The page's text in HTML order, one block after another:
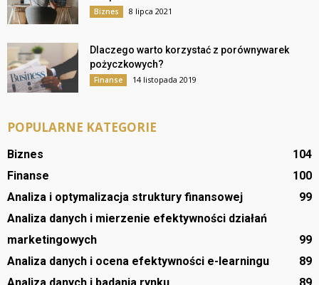
Biznes 8 lipca 2021
Dlaczego warto korzystać z porównywarek
pożyczkowych?
Finanse 14 listopada 2019
POPULARNE KATEGORIE
Biznes
104
Finanse
100
Analiza i optymalizacja struktury finansowej
99
Analiza danych i mierzenie efektywności działań
marketingowych
99
Analiza danych i ocena efektywności e-learningu
89